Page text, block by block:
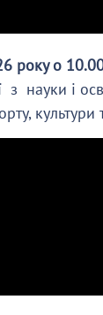
року о
з науки і
культури